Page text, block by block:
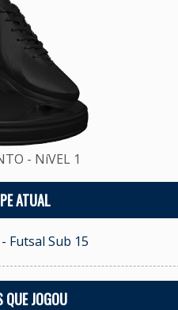
- NíVEL 1
ATUAL
Futsal Sub 15
QUE JOGOU